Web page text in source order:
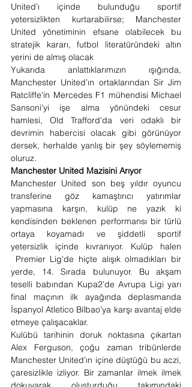
United’ı içinde bulunduğu sportif
yetersizlikten kurtarabilirse; Manchester
United yönetiminin efsane olabilecek bu
stratejik kararı, futbol literatüründeki altın
yerini de almış olacak
Yukarıda anlattıklarımızın ışığında,
Manchester United’ın ortaklarından Sir Jim
Ratcliffe'in Mercedes F1 mühendisi Michael
Sansoni'yi işe alma yönündeki cesur
hamlesi, Old Trafford'da veri odaklı bir
devrimin habercisi olacak gibi görünüyor
dersek, herhalde yanlış bir şey söylememiş
oluruz.
Manchester United Mazisini Arıyor
Manchester United son beş yıldır oyuncu
transferine göz kamaştırıcı yatırımlar
yapmasına karşın, kulüp ne yazık ki
kendisinden beklenen performansı bir türlü
ortaya koyamadı ve şiddetli sportif
yetersizlik içinde kıvranıyor. Kulüp halen
Premier Lig'de hiçte alışık olmadıkları bir
yerde, 14. Sırada bulunuyor. Bu akşam
teselli babından Kupa2’de Avrupa Ligi yarı
final maçının ilk ayağında deplasmanda
İspanyol Atletico Bilbao’ya karşı avantaj elde
etmeye çalışacaklar.
Kulübü tarihinin doruk noktasına çıkartan
Alex Ferguson, çoğu zaman tribünlerde
Manchester United’ın içine düştüğü bu aczi,
çaresizlikle izliyor. Bir zamanlar ilmek ilmek